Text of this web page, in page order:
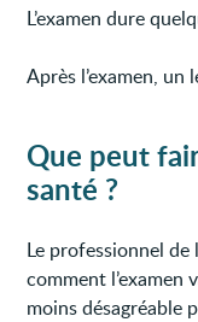
L’examen dure
Après l’examen, un
Que peut
santé ?
Le professionnel
comment l’examen
moins désagréable